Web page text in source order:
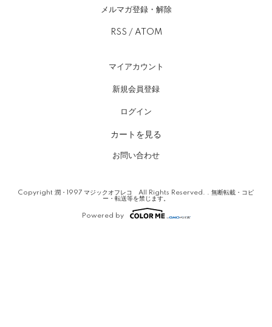
メルマガ登録・解除
RSS / ATOM
マイアカウント
新規会員登録
ログイン
カートを見る
お問い合わせ
Copyright 潤・1997 マジックオフレコ All Rights Reserved. . 無断転載・コピ
ー・転送等を禁じます。
Powered by